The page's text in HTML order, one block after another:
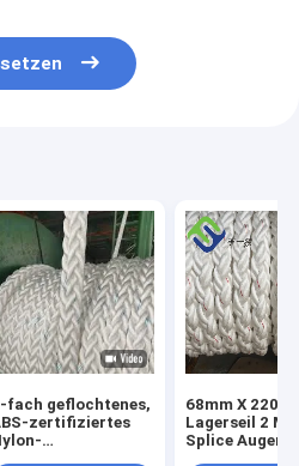
fach geflochtenes,
zertifiziertes
68mm X
Lagerseil 2
Splice Augen